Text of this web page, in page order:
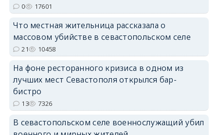
erid: 2SDnjdvhGXG
0 17601
Что местная жительница рассказала о
массовом убийстве в севастопольском селе
21 10458
На фоне ресторанного кризиса в одном из
лучших мест Севастополя открылся бар-
бистро
13 7326
В севастопольском селе военнослужащий убил